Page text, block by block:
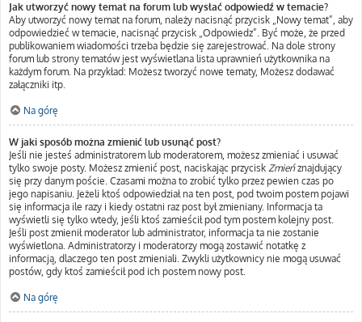
Jak utworzyć nowy temat na forum lub wysłać odpowiedź w temacie?
Aby utworzyć nowy temat na forum, należy nacisnąć przycisk „Nowy temat”, aby
odpowiedzieć w temacie, nacisnąć przycisk „Odpowiedz”. Być może, że przed
publikowaniem wiadomości trzeba będzie się zarejestrować. Na dole strony
forum lub strony tematów jest wyświetlana lista uprawnień użytkownika na
każdym forum. Na przykład: Możesz tworzyć nowe tematy, Możesz dodawać
załączniki itp.
Na górę
W jaki sposób można zmienić lub usunąć post?
Jeśli nie jesteś administratorem lub moderatorem, możesz zmieniać i usuwać
tylko swoje posty. Możesz zmienić post, naciskając przycisk Zmieńznajdujący
się przy danym poście. Czasami można to zrobić tylko przez pewien czas po
jego napisaniu. Jeżeli ktoś odpowiedział na ten post, pod twoim postem pojawi
się informacja ile razy i kiedy ostatni raz post był zmieniany. Informacja ta
wyświetli się tylko wtedy, jeśli ktoś zamieścił pod tym postem kolejny post.
Jeśli post zmienił moderator lub administrator, informacja ta nie zostanie
wyświetlona. Administratorzy i moderatorzy mogą zostawić notatkę z
informacją, dlaczego ten post zmieniali. Zwykli użytkownicy nie mogą usuwać
postów, gdy ktoś zamieścił pod ich postem nowy post.
Na górę